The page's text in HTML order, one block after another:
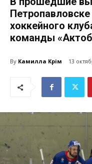
хоккейного
команды
By Камилла Кәрім 13